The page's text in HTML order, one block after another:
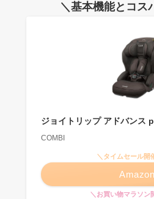
＼基本機能とコス
ジョイトリップ アドバンス
COMBI
＼タイムセール開
Amazon
＼お買い物マラソン